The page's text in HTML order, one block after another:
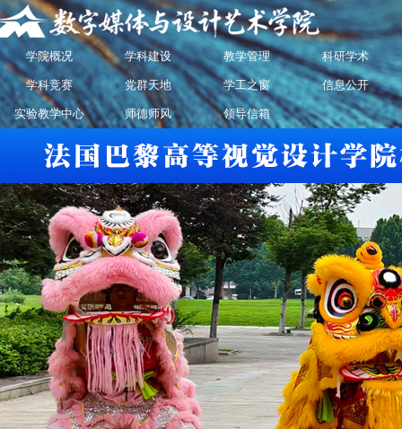
学院概况 学科建设 教学管理 科研学术
学科竞赛 党群天地 学工之窗 信息公开
实验教学中心 师德师风 领导信箱